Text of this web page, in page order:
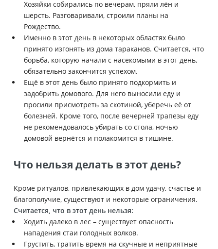
Хозяйки собирались по вечерам, пряли лён и
шерсть. Разговаривали, строили планы на
Рождество.
Именно в этот день в некоторых областях было
принято изгонять из дома тараканов. Считается, что
борьба, которую начали с насекомыми в этот день,
обязательно закончится успехом.
Ещё в этот день было принято подкормить и
задобрить домового. Для него выносили еду и
просили присмотреть за скотиной, уберечь её от
болезней. Кроме того, после вечерней трапезы еду
не рекомендовалось убирать со стола, ночью
домовой вернётся и полакомится в тишине.
Что нельзя делать в этот день?
Кроме ритуалов, привлекающих в дом удачу, счастье и
благополучие, существуют и некоторые ограничения.
Считается, что в этот день нельзя:
Ходить далеко в лес – существует опасность
нападения стаи голодных волков.
Грустить, тратить время на скучные и неприятные